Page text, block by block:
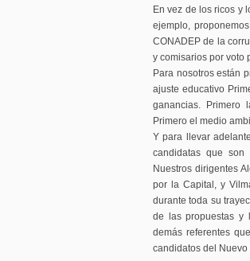
En vez de los ricos y
ejemplo,
CONADEP de la
y comisarios por voto
Para nosotros están
ajuste educativo
ganancias. Primero
Primero el medio
Y para llevar
candidatas que
Nuestros dirigentes
por la Capital, y
durante toda su
de las propuestas y
demás referentes
candidatos del Nuevo